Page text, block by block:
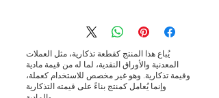
يُباع هذا المنتج كقطعة تذكارية، مثل العملات
المعدنية والأوراق النقدية، لما له من قيمة مادية
وقيمة تذكارية. وهو غير مخصص للاستخدام كعملة،
وإنما يُعامل كمنتج بناءً على قيمته التذكارية